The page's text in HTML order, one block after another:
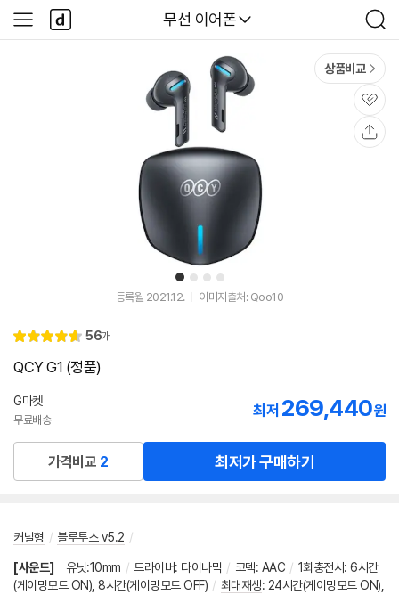
다나와
무선 이어폰
검
색
사
이
다
나
와
1 2 3 4
상품비교
관
심
등록월 2021.12. 이미지출처: Qoo10
별
4.
리
56개
QCY G1 (정품)
G마켓
무료배송
최저 269,440원
가격비교 2 최저가 구매하기
커널형 / 블루투스 v5.2 /
[사운드] 유닛:10mm / 드라이버: 다이나믹 / 코덱: AAC / 1회충전시: 6시간
(게이밍모드 ON), 8시간(게이밍모드 OFF) / 최대재생: 24시간(게이밍모드 ON),